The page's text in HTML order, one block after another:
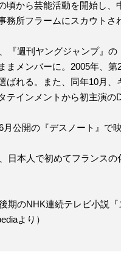
頃から芸能活動を開始し、
務所フラームにスカウトさ
『週刊ヤングジャンプ』
まメンバーに。2005年、
ばれる。また、同年10月
テインメントから初主演の
月公開の『デスノート』で
日本人で初めてフランス
期のNHK連続テレビ小説
より）